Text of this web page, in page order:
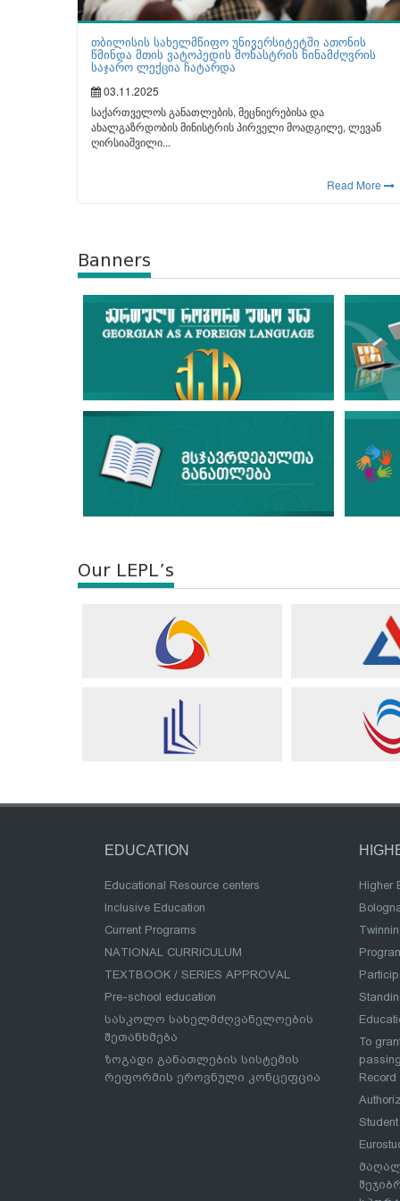
თბილისის სახელმწიფო უნივერსიტეტში ათონის
წმინდა მთის ვატოპედის მონასტრის წინამძღვრის
საჯარო ლექცია ჩატარდა
03.11.2025
საქართველოს განათლების, მეცნიერებისა და
ახალგაზრდობის მინისტრის პირველი მოადგილე, ლევან
ღირსიაშვილი...
Read More
Banners
Our LEPL’s
EDUCATION
Educational Resource centers
Inclusive Education
Current Programs
NATIONAL CURRICULUM
TEXTBOOK / SERIES APPROVAL
Pre-school education
სასკოლო სახელმძღვანელოების
შეთანხმება
ზოგადი განათლების სისტემის
რეფორმის ეროვნული კონცეფცია
Higher
To